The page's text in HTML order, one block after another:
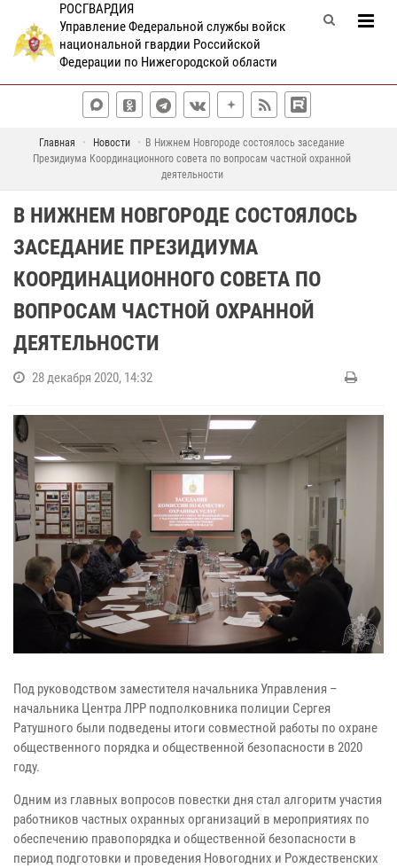
РОСГВАРДИЯ
Управление Федеральной службы войск
национальной гвардии Российской
Федерации по Нижегородской области
Главная Новости
В Нижнем Новгороде состоялось заседание
Президиума Координационного совета по вопросам частной охранной
деятельности
В НИЖНЕМ НОВГОРОДЕ СОСТОЯЛОСЬ
ЗАСЕДАНИЕ ПРЕЗИДИУМА
КООРДИНАЦИОННОГО СОВЕТА ПО
ВОПРОСАМ ЧАСТНОЙ ОХРАННОЙ
ДЕЯТЕЛЬНОСТИ
28 декабря 2020, 14:32
Под руководством заместителя начальника Управления –
начальника Центра ЛРР подполковника полиции Сергея
Ратушного были подведены итоги совместной работы по охране
общественного порядка и общественной безопасности в 2020
году.
Одним из главных вопросов повестки дня стал алгоритм участия
работников частных охранных организаций в мероприятиях по
обеспечению правопорядка и общественной безопасности в
период подготовки и проведения Новогодних и Рождественских